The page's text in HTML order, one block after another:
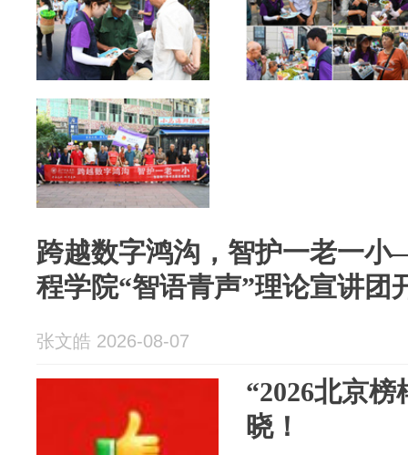
跨越数字鸿沟，智护一老一
程学院“智语青声”理论宣讲团
张文皓 2026-08-07
“2026北京
晓！